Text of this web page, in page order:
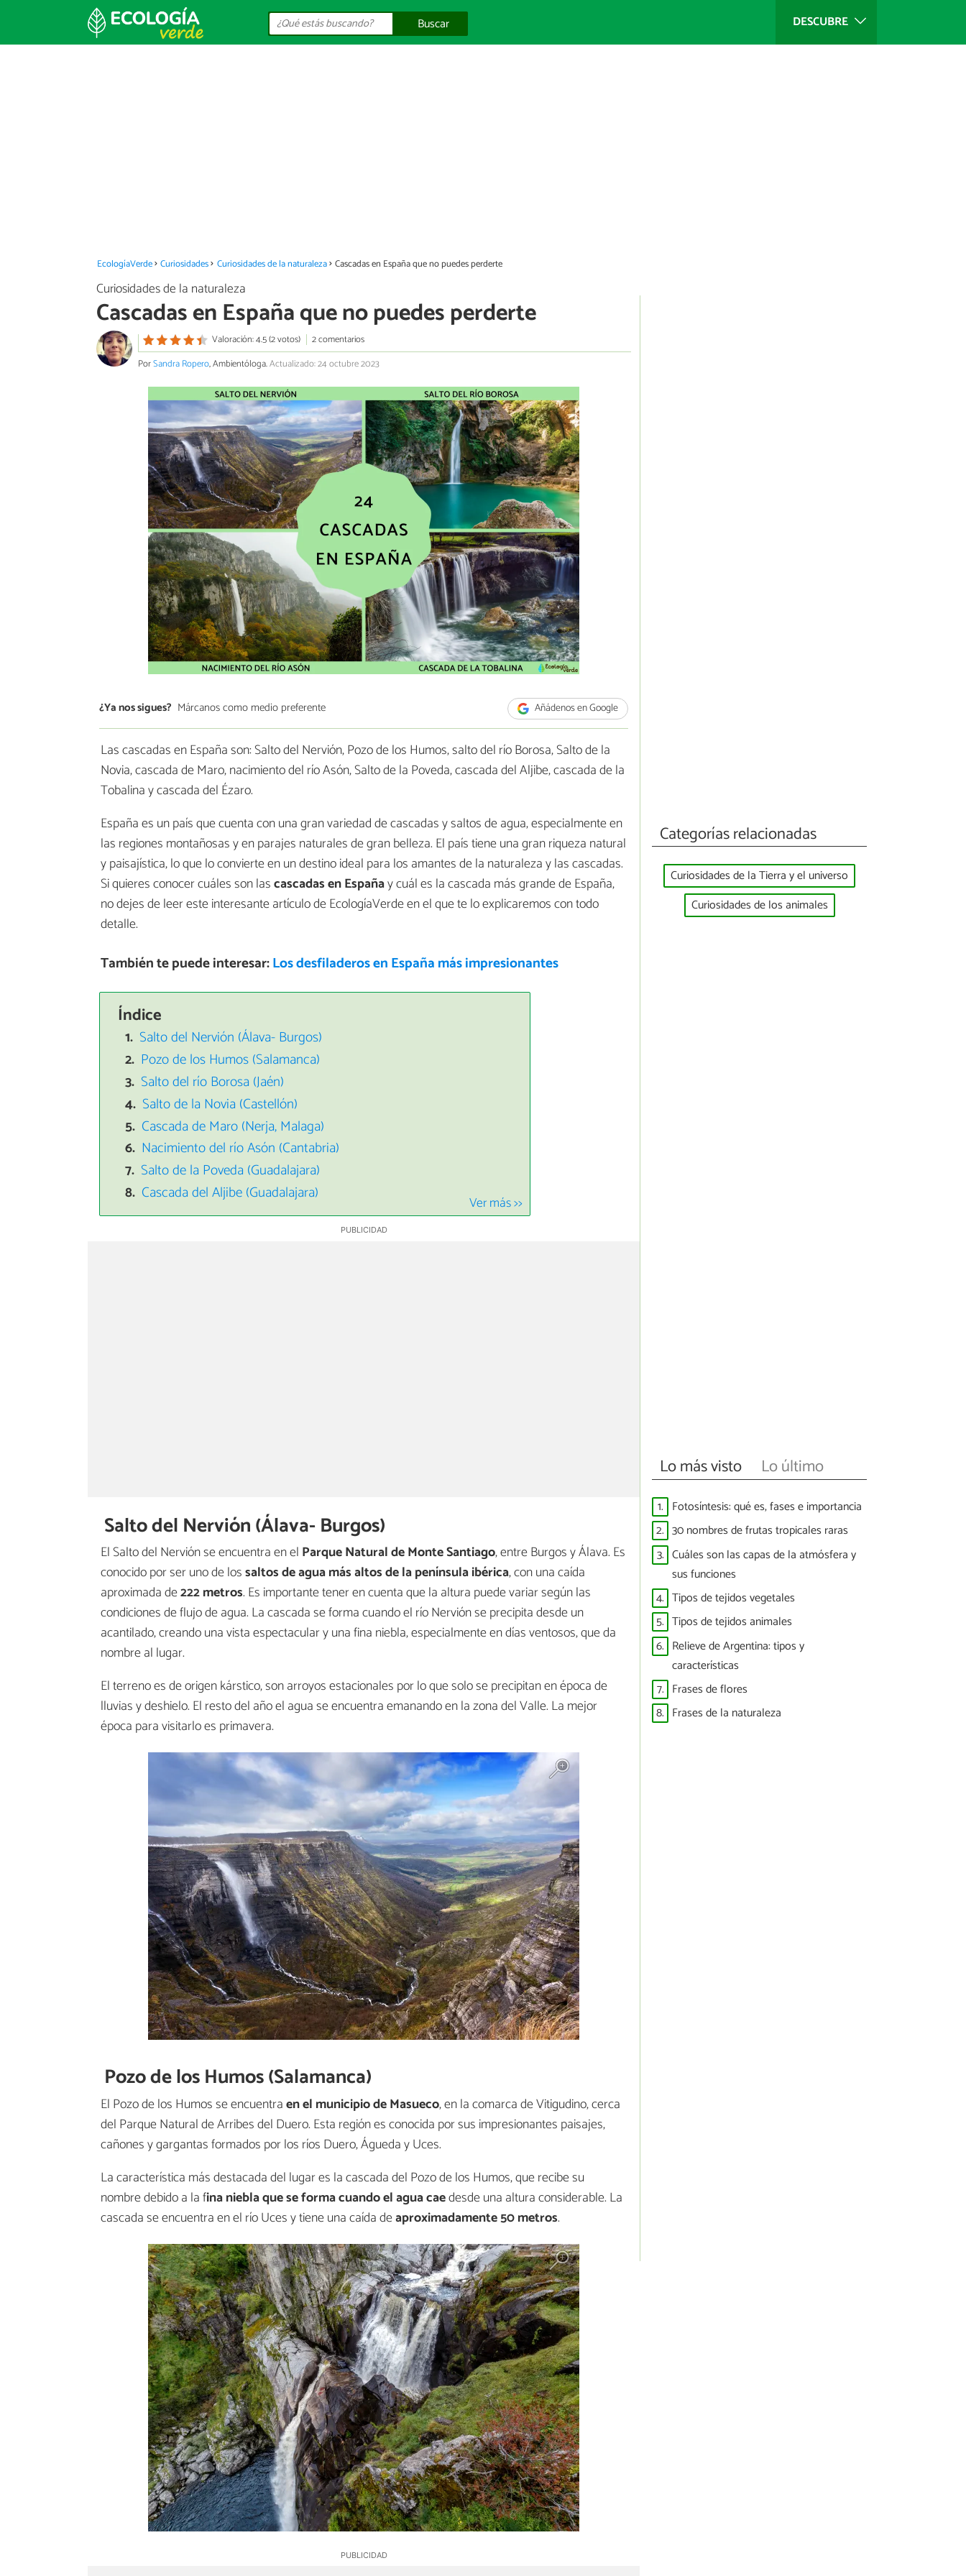
DESCUBRE
Buscar
EcologíaVerde Curiosidades Curiosidades de la naturaleza Cascadas en España que no puedes perderte
Curiosidades de la naturaleza
Cascadas en España que no puedes perderte
Valoración: 4.5 (2 votos)
2 comentarios
PorSandra Ropero, Ambientóloga.Actualizado: 24 octubre 2023
¿Ya nos sigues? Márcanos como medio preferente Añádenos en Google
Las cascadas en España son: Salto del Nervión, Pozo de los Humos, salto del río Borosa, Salto de la
Novia, cascada de Maro, nacimiento del río Asón, Salto de la Poveda, cascada del Aljibe, cascada de la
Tobalina y cascada del Ézaro.
España es un país que cuenta con una gran variedad de cascadas y saltos de agua, especialmente en
las regiones montañosas y en parajes naturales de gran belleza. El país tiene una gran riqueza natural
y paisajística, lo que lo convierte en un destino ideal para los amantes de la naturaleza y las cascadas.
Si quieres conocer cuáles son lascascadas en Españay cuál es la cascada más grande de España,
no dejes de leer este interesante artículo de EcologíaVerde en el que te lo explicaremos con todo
detalle.
También te puede interesar:Los desfiladeros en España más impresionantes
Índice
Salto del Nervión (Álava- Burgos)
Pozo de los Humos (Salamanca)
Salto del río Borosa (Jaén)
Salto de la Novia (Castellón)
Cascada de Maro (Nerja, Malaga)
Nacimiento del río Asón (Cantabria)
Salto de la Poveda (Guadalajara)
Cascada del Aljibe (Guadalajara)
Ver más >>
Salto del Nervión (Álava- Burgos)
El Salto del Nervión se encuentra en el Parque Natural de Monte Santiago, entre Burgos y Álava. Es
conocido por ser uno de lossaltos de agua más altos de la península ibérica, con una caída
aproximada de222 metros. Es importante tener en cuenta que la altura puede variar según las
condiciones de flujo de agua. La cascada se forma cuando el río Nervión se precipita desde un
acantilado, creando una vista espectacular y una fina niebla, especialmente en días ventosos, que da
nombre al lugar.
El terreno es de origen kárstico, son arroyos estacionales por lo que solo se precipitan en época de
lluvias y deshielo. El resto del año el agua se encuentra emanando en la zona del Valle. La mejor
época para visitarlo es primavera.
Pozo de los Humos (Salamanca)
El Pozo de los Humos se encuentraen el municipio de Masueco, en la comarca de Vitigudino, cerca
del Parque Natural de Arribes del Duero. Esta región es conocida por sus impresionantes paisajes,
cañones y gargantas formados por los ríos Duero, Águeda y Uces.
La característica más destacada del lugar es la cascada del Pozo de los Humos, que recibe su
nombre debido a la fina niebla que se forma cuando el agua caedesde una altura considerable. La
cascada se encuentra en el río Uces y tiene una caída deaproximadamente 50 metros.
Categorías relacionadas
Curiosidades de la Tierra y el universo
Curiosidades de los animales
Lo más visto Lo último
1. Fotosíntesis: qué es, fases e importancia
2. 30 nombres de frutas tropicales raras
3. Cuáles son las capas de la atmósfera y
sus funciones
4. Tipos de tejidos vegetales
5. Tipos de tejidos animales
6. Relieve de Argentina: tipos y
características
7. Frases de flores
8. Frases de la naturaleza